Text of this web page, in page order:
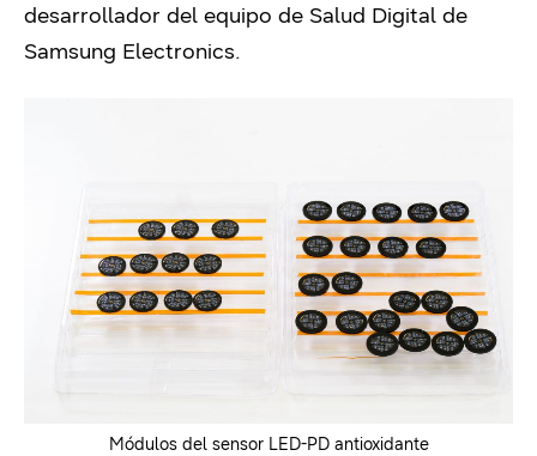
desarrollador del equipo de Salud Digital de
Samsung Electronics.
Módulos del sensor LED-PD antioxidante